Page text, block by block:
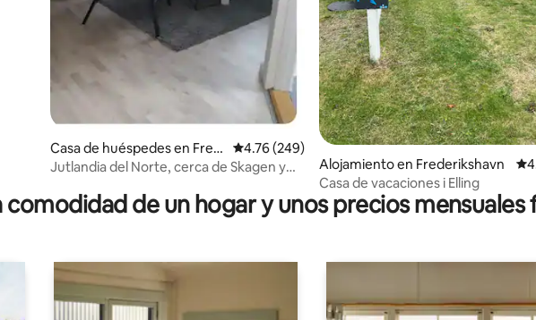
Casa de huéspedes en Fred
erikshavn
Calificación promedio: 4.76 de 5, 249 reseñas
4.76 (249)
Jutlandia del Norte, cerca de Skagen y
Alojamiento en Frederikshavn
Casa de vacaciones i Elling
comodidad de un hogar y unos precios